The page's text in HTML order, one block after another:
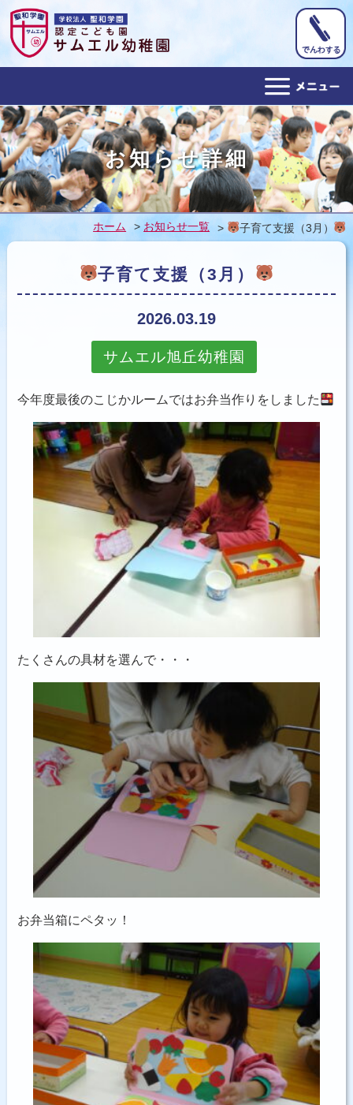
ホーム
幼稚園概要
教育目標
１日の予定
年間行事
子育て支援
お知らせ詳細
ホーム > お知らせ一覧 > 子育て支援（3月）
子育て支援（3月）
2026.03.19
サムエル旭丘幼稚園
今年度最後のこじかルームではお弁当作りをしました
たくさんの具材を選んで・・・
お弁当箱にペタッ！